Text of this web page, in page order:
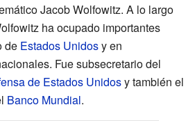
Jacob Wolfowitz. A lo largo
ha ocupado importantes
de Estados Unidosy en
Fue subsecretario del
de Estados Unidosy también el
Banco Mundial.